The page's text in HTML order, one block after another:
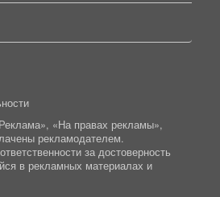
«На правах рекламы»,
рекламодателем.
за достоверность
в рекламных материалах и